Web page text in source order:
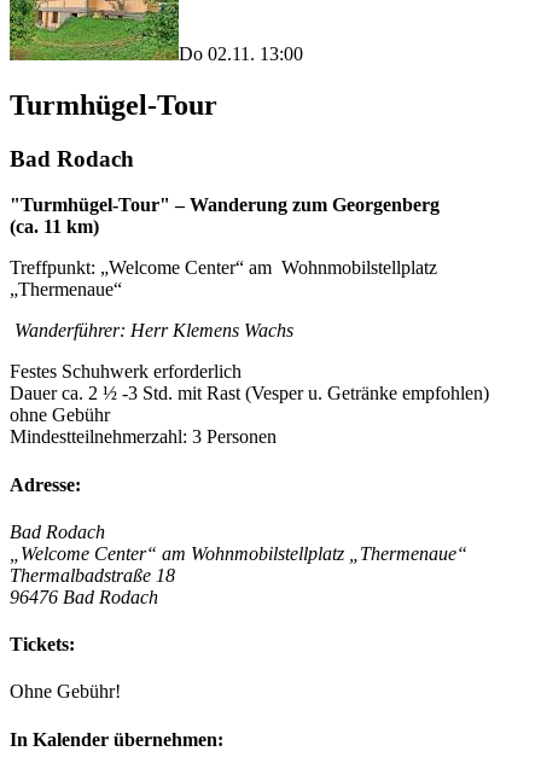
Do 02.11. 13:00
Turmhügel-Tour
Bad Rodach
"Turmhügel-Tour" – Wanderung zum Georgenberg
(ca. 11 km)
Treffpunkt: „Welcome Center“ am Wohnmobilstellplatz
„Thermenaue“
Wanderführer: Herr Klemens Wachs
Festes Schuhwerk erforderlich
Dauer ca. 2 ½ -3 Std. mit Rast (Vesper u. Getränke empfohlen)
ohne Gebühr
Mindestteilnehmerzahl: 3 Personen
Adresse:
Bad Rodach
„Welcome Center“ am Wohnmobilstellplatz „Thermenaue“
Thermalbadstraße 18
96476 Bad Rodach
Tickets:
Ohne Gebühr!
In Kalender übernehmen: